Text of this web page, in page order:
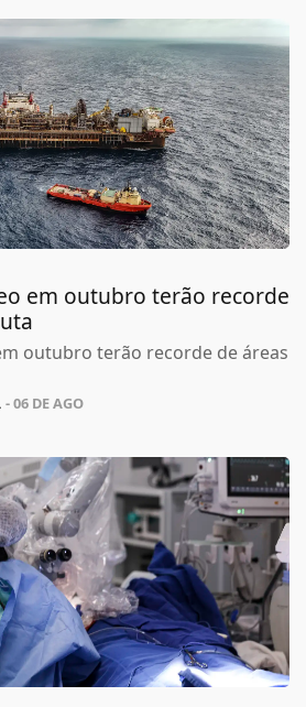
em outubro terão recorde
outubro terão recorde de áreas
- 06 DE AGO